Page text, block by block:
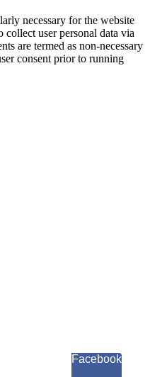
necessary for the website
user personal data via
are termed as non-necessary
consent prior to running
Facebook